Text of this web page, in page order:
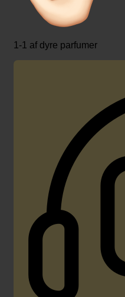
1-1 af dyre parfumer